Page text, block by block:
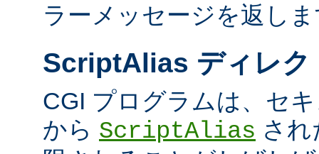
ラーメッセージを返し
ScriptAlias ディレク
CGI プログラムは、セ
から ScriptAlias さ